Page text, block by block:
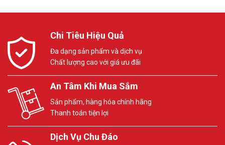
Chi Tiêu Hiệu Quả
Đa dạng sản phẩm và dịch vụ
Chất lượng cao với giá ưu đãi
An Tâm Khi Mua Sắm
Sản phẩm, hàng hóa chính hãng
Thanh toán tiện lợi
Dịch Vụ Chu Đáo